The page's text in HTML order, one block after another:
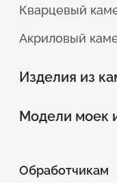
Кварцевый
Акриловый
Изделия из
Модели моек
Обработчикам